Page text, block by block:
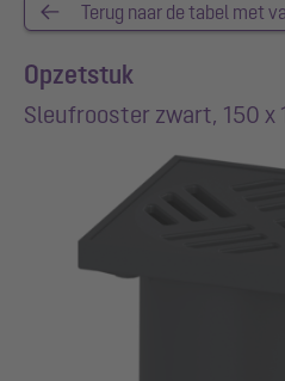
Terug naar de tabel met
Opzetstuk
Sleufrooster zwart, 150 x